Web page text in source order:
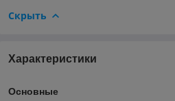
Скрыть
Характеристики
Основные